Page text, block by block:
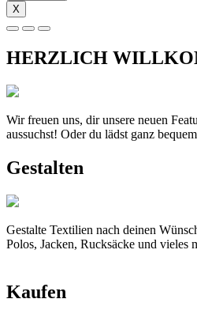
X
HERZLICH
Wir freuen uns, dir unsere neuen
aussuchst! Oder du lädst ganz
Gestalten
Gestalte Textilien nach deinen
Polos, Jacken, Rucksäcke und vieles
Kaufen